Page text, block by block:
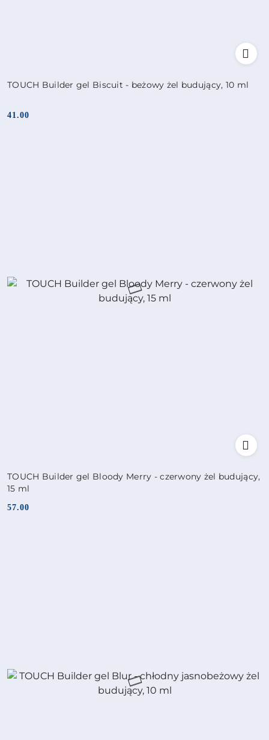
TOUCH Builder gel Biscuit - beżowy żel budujący, 10 ml
Cena:
41.00
TOUCH Builder gel Bloody Merry - czerwony żel budujący,
15 ml
Cena:
57.00